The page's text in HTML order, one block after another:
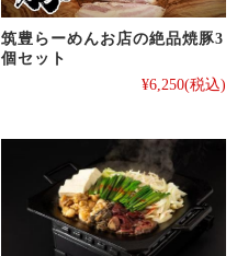
筑豊らーめんお店の絶品焼豚3
個セット
¥6,250(税込)